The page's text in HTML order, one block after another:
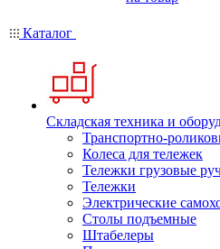
Каталог
Складская техника и
Транспортно-
Колеса для тележек
Тележки грузовые
Тележки
Электрические
Столы подъемные
Штабелеры